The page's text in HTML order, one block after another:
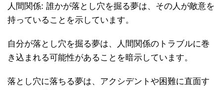
人間関係: 誰かが落とし穴を掘る夢は、その人が敵意を
持っていることを示しています。
自分が落とし穴を掘る夢は、人間関係のトラブルに巻
き込まれる可能性があることを暗示しています。
落とし穴に落ちる夢は、アクシデントや困難に直面す